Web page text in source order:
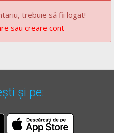
trebuie să fii logat!
sau creare cont
și pe: